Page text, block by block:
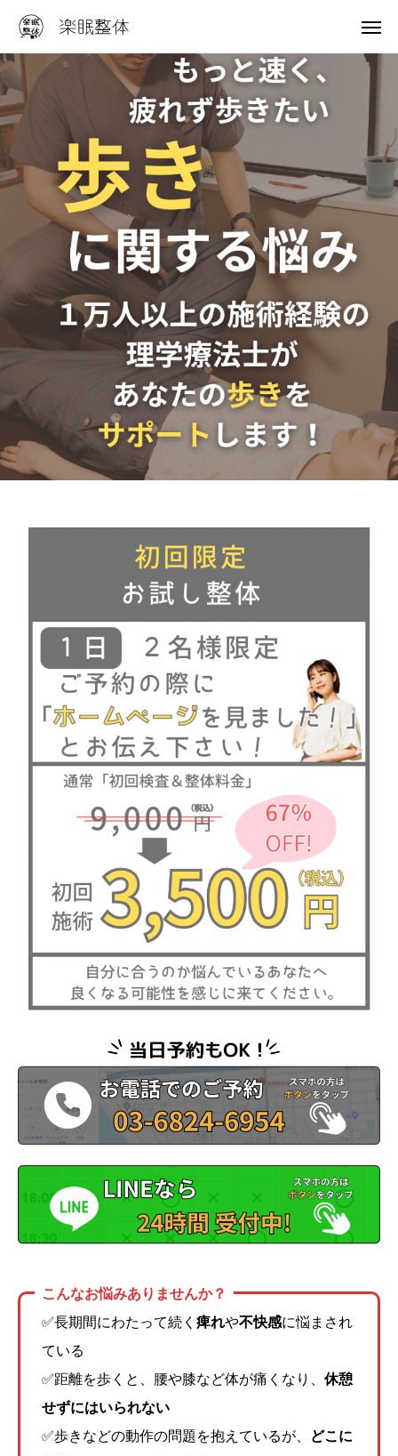
こんなお悩みありませんか？
✅長期間にわたって続く 痺れや不快感に悩まされ
ている
✅距離を歩くと、腰や膝など体が痛くなり、 休憩
せずにはいられない
✅歩きなどの動作の問題を抱えているが、
どこに
電話予約 友だち追加
症状の案内 アクセス
はじめての方へ
院長あいさつ
施術料金
症状一覧
お問い合わせ